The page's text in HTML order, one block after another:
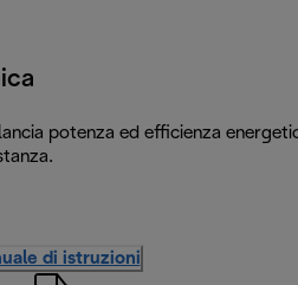
potenza ed efficienza
di istruzioni